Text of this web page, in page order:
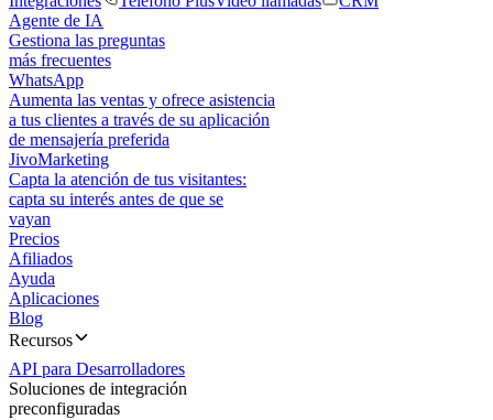
Agente de IA
Gestiona las preguntas
más frecuentes
WhatsApp
Aumenta las ventas y ofrece asistencia
a tus clientes a través de su aplicación
de mensajería preferida
JivoMarketing
Capta la atención de tus visitantes:
capta su interés antes de que se
vayan
Precios
Afiliados
Ayuda
Aplicaciones
Blog
Recursos
API para Desarrolladores
Soluciones de integración
preconfiguradas